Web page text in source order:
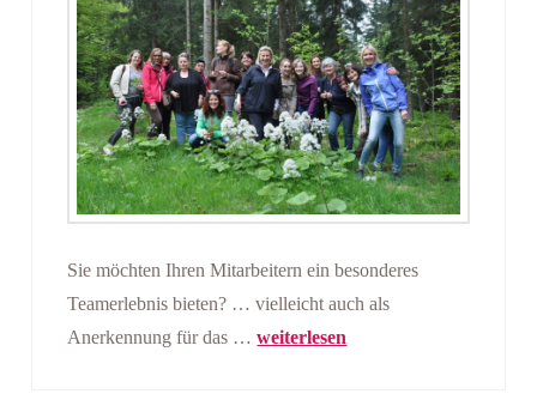
Sie möchten Ihren Mitarbeitern ein besonderes
Teamerlebnis bieten? … vielleicht auch als
Anerkennung für das …weiterlesen